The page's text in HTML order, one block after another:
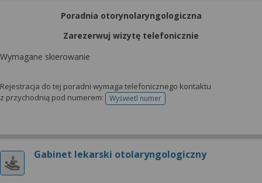
Poradnia otorynolaryngologiczna
Zarezerwuj wizytę telefonicznie
Wymagane skierowanie
Rejestracja do tej poradni wymaga telefonicznego kontaktu
z przychodnią pod numerem:
Wyświetl numertelefonu do rejestracji
Gabinet lekarski otolaryngologiczny